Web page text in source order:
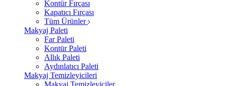
Kontür Fırçası
Kapatıcı Fırçası
Tüm Ürünler
Makyaj Paleti
Far Paleti
Kontür Paleti
Allık Paleti
Aydınlatıcı Paleti
Makyaj Temizleyicileri
Makyaj Temizleyiciler